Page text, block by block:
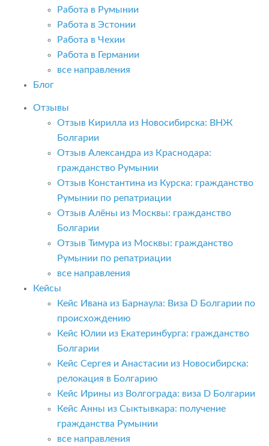
Работа в Румынии
Работа в Эстонии
Работа в Чехии
Работа в Германии
все направления
Блог
Отзывы
Отзыв Кирилла из Новосибирска: ВНЖ
Болгарии
Отзыв Александра из Краснодара:
гражданство Румынии
Отзыв Константина из Курска: гражданство
Румынии по репатриации
Отзыв Алёны из Москвы: гражданство
Болгарии
Отзыв Тимура из Москвы: гражданство
Румынии по репатриации
все направления
Кейсы
Кейс Ивана из Барнаула: Виза D Болгарии по
происхождению
Кейс Юлии из Екатеринбурга: гражданство
Болгарии
Кейс Сергея и Анастасии из Новосибирска:
релокация в Болгарию
Кейс Ирины из Волгограда: виза D Болгарии
Кейс Анны из Сыктывкара: получение
гражданства Румынии
все направления